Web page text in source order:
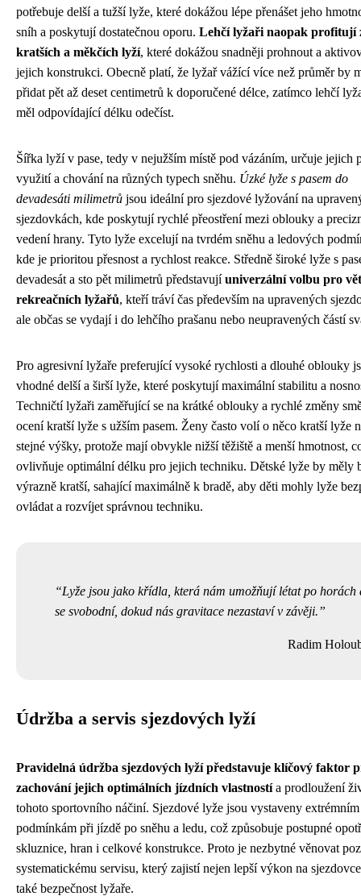
potřebuje delší a tužší lyže, které dokážou lépe přenášet jeho
sníh a poskytují dostatečnou oporu. Lehčí lyžaři naopak profitují
kratších a měkčích lyží, které dokážou snadněji prohnout a
jejich konstrukci. Obecně platí, že lyžař vážící více než průměr by
přidat pět až deset centimetrů k doporučené délce, zatímco lehčí
měl odpovídající délku odečíst.
Šířka lyží v pase, tedy v nejužším místě pod vázáním, určuje jejich
využití a chování na různých typech sněhu. Úzké lyže s pasem do
devadesáti milimetrů jsou ideální pro sjezdové lyžování na
sjezdovkách, kde poskytují rychlé přeostření mezi oblouky a
vedení hrany. Tyto lyže excelují na tvrdém sněhu a ledových
kde je prioritou přesnost a rychlost reakce. Středně široké lyže s
devadesát a sto pět milimetrů představujíuniverzální volbu pro
rekreačních lyžařů, kteří tráví čas především na upravených
ale občas se vydají i do lehčího prašanu nebo neupravených částí
Pro agresivní lyžaře preferující vysoké rychlosti a dlouhé oblouky
vhodné delší a širší lyže, které poskytují maximální stabilitu a
Techničtí lyžaři zaměřující se na krátké oblouky a rychlé změny
ocení kratší lyže s užším pasem. Ženy často volí o něco kratší lyže
stejné výšky, protože mají obvykle nižší těžiště a menší hmotnost,
ovlivňuje optimální délku pro jejich techniku. Dětské lyže by měly
výrazně kratší, sahající maximálně k bradě, aby děti mohly lyže
ovládat a rozvíjet správnou techniku.
Lyže jsou jako křídla, která nám umožňují létat po horách
se svobodní, dokud nás gravitace nezastaví v závěji.
Radim
Údržba a servis sjezdových lyží
Pravidelná údržba sjezdových lyží představuje klíčový faktor
zachování jejich optimálních jízdních vlastnostía prodloužení
tohoto sportovního náčiní. Sjezdové lyže jsou vystaveny extrémním
podmínkám při jízdě po sněhu a ledu, což způsobuje postupné
skluznice, hran i celkové konstrukce. Proto je nezbytné věnovat
systematickému servisu, který zajistí nejen lepší výkon na
také bezpečnost lyžaře.